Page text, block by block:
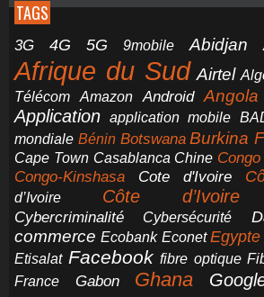
TAGS
3G 4G 5G 9mobile Abidjan
Afrique du Sud Airtel
Télécom
Amazon Android Angola
Application application mobile
mondiale Bénin Botswana Burkina
Cape Town Casablanca Chine Congo
Congo-Kinshasa Cote d'Ivoire
d’Ivoire
Côte d’Ivoire
Cybercriminalité
Cybersécurité
commerce Ecobank Econet Egypte
Etisalat Facebook fibre optique
France
Gabon Ghana